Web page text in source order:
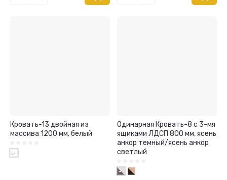
Кровать-13 двойная из
массива 1200 мм, белый
Одинарная Кровать-8 с 3-мя
ящиками ЛДСП 800 мм, ясень
анкор темный/ясень анкор
светлый